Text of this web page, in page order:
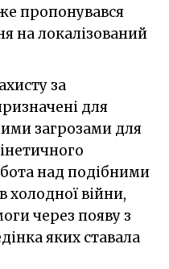
пропонувався
на локалізований
за
для
загрозами для
над подібними
холодної війни,
через появу з
яких ставала